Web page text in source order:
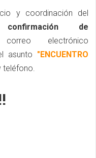
y coordinación del
de
electrónico
asunto "ENCUENTRO
teléfono.